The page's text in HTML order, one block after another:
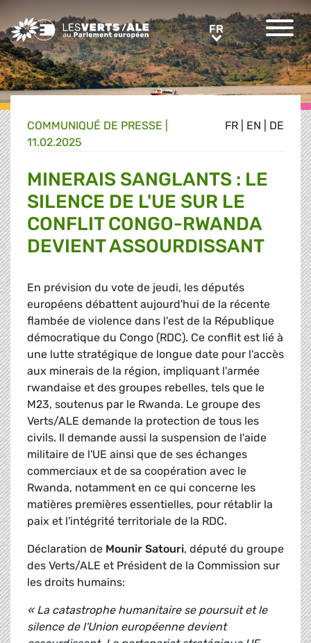
Greens/EFA Home FRFR
FR EN DE
COMMUNIQUÉ DE PRESSE
11.02.2025
MINERAIS SANGLANTS : LE
SILENCE DE L'UE SUR LE
CONFLIT CONGO-RWANDA
DEVIENT ASSOURDISSANT
En prévision du vote de jeudi, les députés
européens débattent aujourd'hui de la récente
flambée de violence dans l'est de la République
démocratique du Congo (RDC). Ce conflit est lié à
une lutte stratégique de longue date pour l'accès
aux minerais de la région, impliquant l'armée
rwandaise et des groupes rebelles, tels que le
M23, soutenus par le Rwanda. Le groupe des
Verts/ALE demande la protection de tous les
civils. Il demande aussi la suspension de l'aide
militaire de l'UE ainsi que de ses échanges
commerciaux et de sa coopération avec le
Rwanda, notamment en ce qui concerne les
matières premières essentielles, pour rétablir la
paix et l'intégrité territoriale de la RDC.
Déclaration de Mounir Satouri, député du groupe
des Verts/ALE et Président de la Commission sur
les droits humains:
« La catastrophe humanitaire se poursuit et le
silence de l'Union européenne devient